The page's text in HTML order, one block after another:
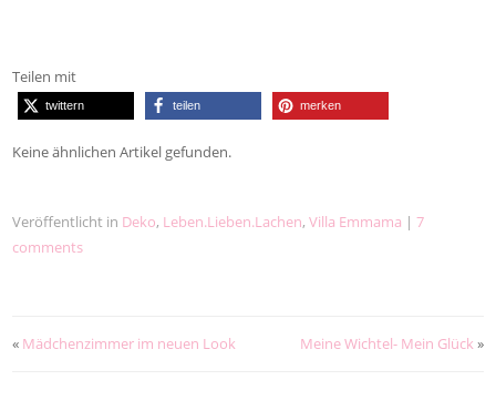
Teilen mit
twittern teilen merken
Keine ähnlichen Artikel gefunden.
Veröffentlicht in Deko, Leben.Lieben.Lachen,Villa Emmama |7
comments
« Mädchenzimmer im neuen Look Meine Wichtel- Mein Glück»